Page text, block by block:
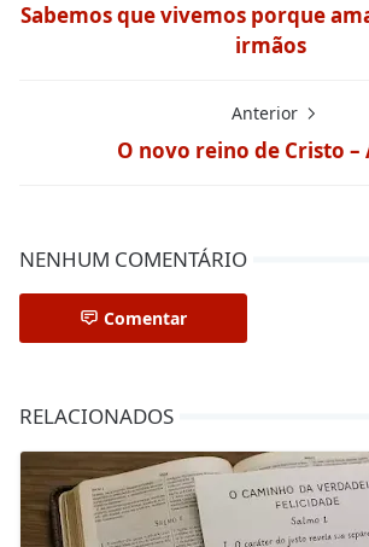
Sabemos que vivemos porque
irmãos
Anterior
O novo reino de Cristo –
NENHUM COMENTÁRIO
Comentar
RELACIONADOS